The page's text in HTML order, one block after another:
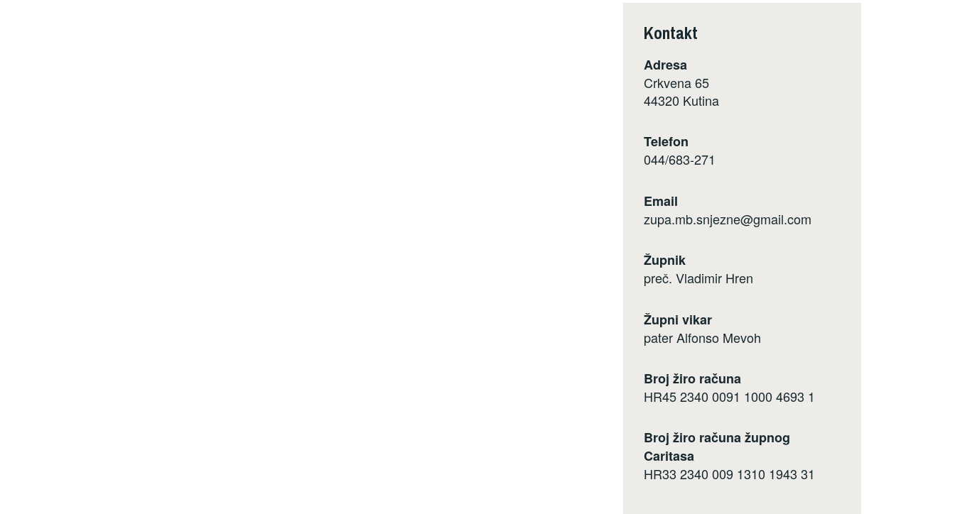
Kontakt
Adresa
Crkvena 65
44320 Kutina
Telefon
044/683-271
Email
zupa.mb.snjezne@gmail.com
Župnik
preč. Vladimir Hren
Župni vikar
pater Alfonso Mevoh
Broj žiro računa
HR45 2340 0091 1000 4693 1
Broj žiro računa župnog
Caritasa
HR33 2340 009 1310 1943 31